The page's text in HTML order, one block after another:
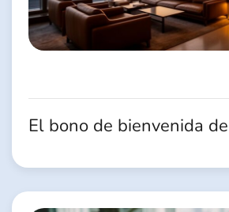
El bono de bienvenida